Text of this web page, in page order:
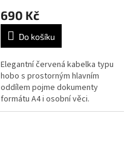
690 Kč
Do košíku
Elegantní červená kabelka typu
hobo s prostorným hlavním
oddílem pojme dokumenty
formátu A4 i osobní věci.
Nastavitelný ramenní popruh a